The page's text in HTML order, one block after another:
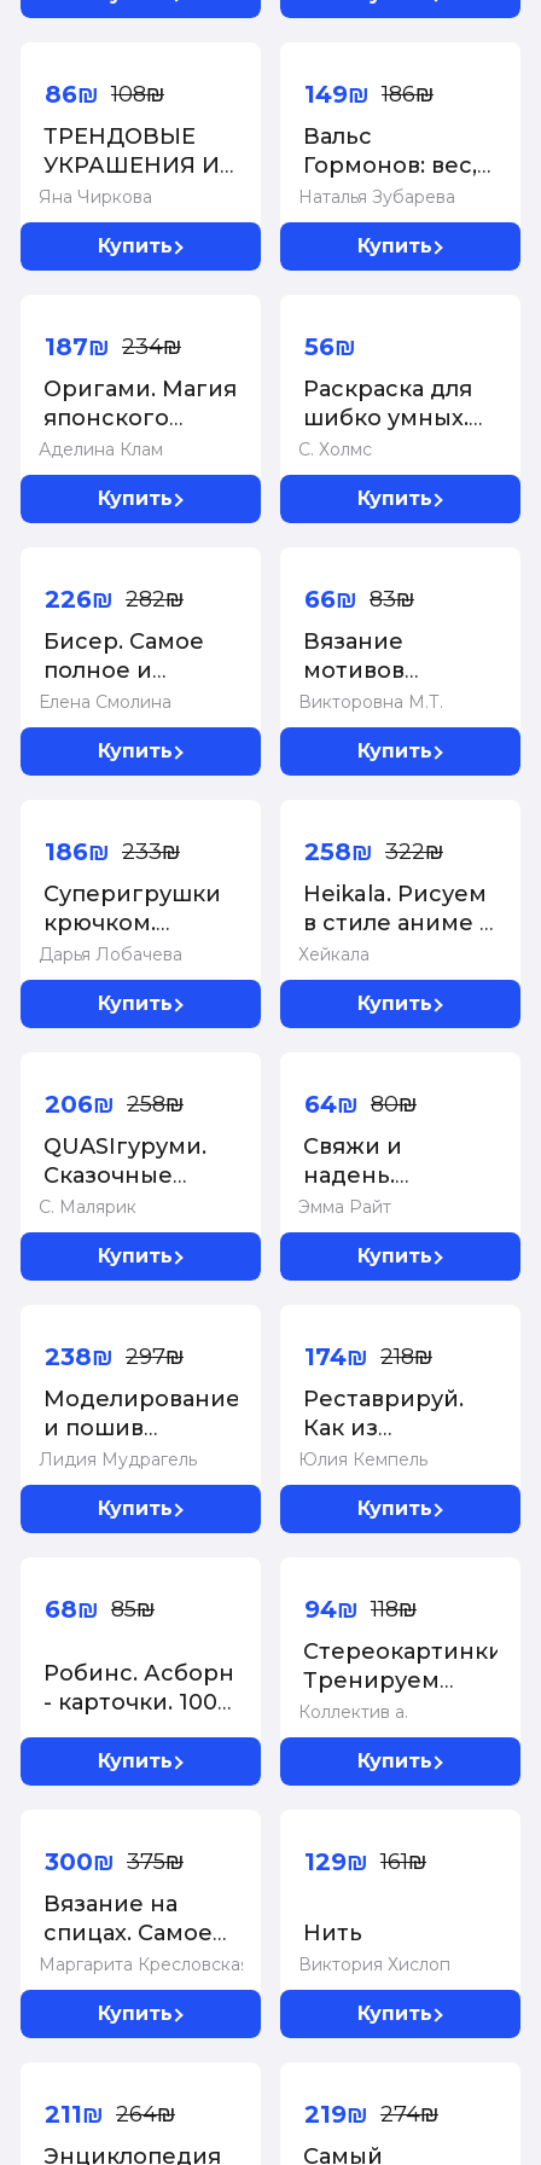
более 25
Яна Чиркова
ТРЕНДОВЫЕ
УКРАШЕНИЯ ИЗ
БИСЕРА Более
20 мастер-
классов со
86₪ 108₪
Купить
Наталья Зубарева
Вальс
Гормонов: вес,
сон, секс,
красота и
здоровье как по
149₪ 186₪
Купить
Аделина Клам
Оригами. Магия
японского
искусства
187₪ 234₪
Купить
С. Холмс
Раскраска для
шибко умных.
Отыщи
предмет
56₪
Купить
Елена Смолина
Бисер. Самое
полное и
понятное
пошаговое
руководство
е издание,
226₪ 282₪
Купить
Викторовна М.Т.
Вязание
мотивов
крючком: шаг за
шагом. Самый
наглядный
66₪ 83₪
Купить
Дарья Лобачева
Суперигрушки
крючком.
Милые
каркасные
куклы
186₪ 233₪
Купить
Хейкала
Heikala. Рисуем
в стиле аниме и
манга
258₪ 322₪
Купить
С. Малярик
QUASIгуруми.
Сказочные
игрушки
крючком.
Проект
206₪ 258₪
Купить
Эмма Райт
Свяжи и
надень.
Современный
дизайн
свитеров.15
64₪ 80₪
Купить
Лидия Мудрагель
Моделирование
и пошив
нижнего белья,
одежды для
дома, пляжа и
практическая
238₪ 297₪
Купить
Юлия Кемпель
Реставрируй.
Как из
бабушкиной
мебели создать
интерьерный
174₪ 218₪
Купить
Робинс. Асборн
- карточки. 100
увлекательных
игр для
путешествий
68₪ 85₪
Купить
Коллектив а.
Стереокартинки.
Тренируем
зрение со
стереокартинками
94₪ 118₪
Купить
Маргарита Кресловская
Вязание на
спицах. Самое
полное и
понятное
пошаговое
начинающих
300₪ 375₪
Купить
Виктория Хислоп
Нить
129₪ 161₪
Купить
Энциклопедия
211₪ 264₪
Самый
219₪ 274₪